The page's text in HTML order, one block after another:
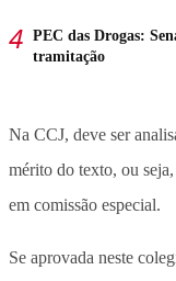
PEC das Drogas:
tramitação
Na CCJ, deve ser
mérito do texto, ou
em comissão especial.
Se aprovada neste